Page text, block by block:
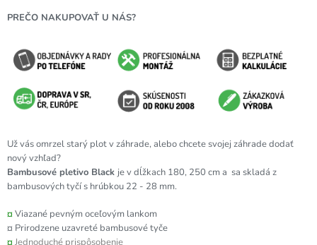
PREČO NAKUPOVAŤ U NÁS?
Už vás omrzel starý plot v záhrade, alebo chcete svojej záhrade dodať
nový vzhľad?
Bambusové pletivo Black je v dĺžkach 180, 250 cm a sa skladá z
bambusových tyčí s hrúbkou 22 - 28 mm.
¤Viazané pevným oceľovým lankom
¤ Prirodzene uzavreté bambusové tyče